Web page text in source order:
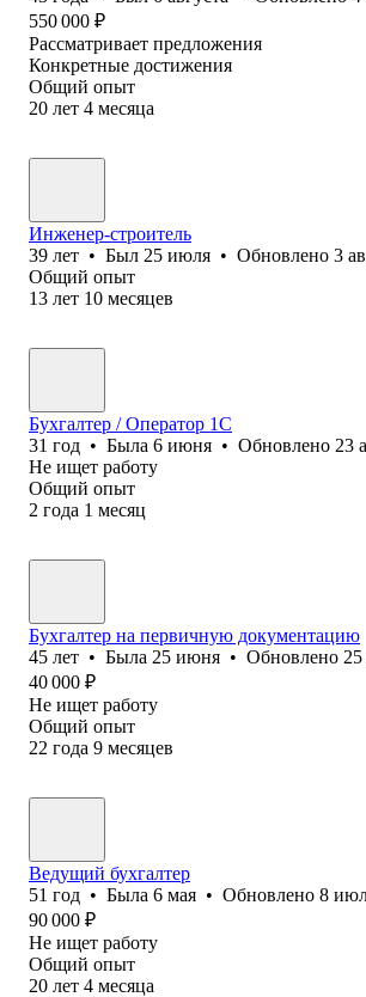
550 000 ₽
Рассматривает предложения
Конкретные достижения
Общий опыт
20 лет 4 месяца
Инженер-строитель
39 лет • Был 25 июля • Обновлено 3
Общий опыт
13 лет 10 месяцев
Бухгалтер / Оператор 1C
31 год • Была 6 июня • Обновлено 23
Не ищет работу
Общий опыт
2 года 1 месяц
Бухгалтер на первичную документацию
45 лет • Была 25 июня • Обновлено
40 000 ₽
Не ищет работу
Общий опыт
22 года 9 месяцев
Ведущий бухгалтер
51 год • Была 6 мая • Обновлено 8
90 000 ₽
Не ищет работу
Общий опыт
20 лет 4 месяца